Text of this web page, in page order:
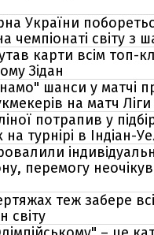
України
чемпіонаті світу з
карти всім топ-
Зідан
шанси у матчі
на матч
потрапив у
турнірі в Індіан-
перемогу
теж забере
світу